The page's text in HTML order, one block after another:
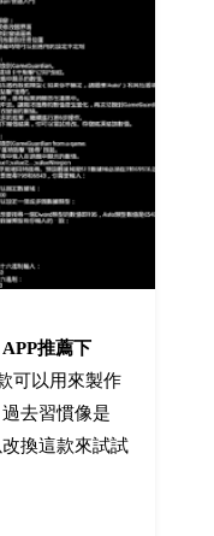
推薦下
可以用來製作
去習慣像是
換這款來試試